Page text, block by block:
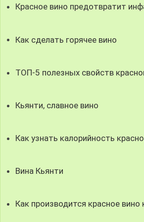
Красное вино предотвратит
Как сделать горячее вино
ТОП-5 полезных свойств
Кьянти, славное вино
Как узнать калорийность
Вина Кьянти
Как производится красное вино